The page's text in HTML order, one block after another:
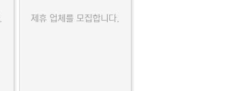
제휴 업체를 모집합니다.